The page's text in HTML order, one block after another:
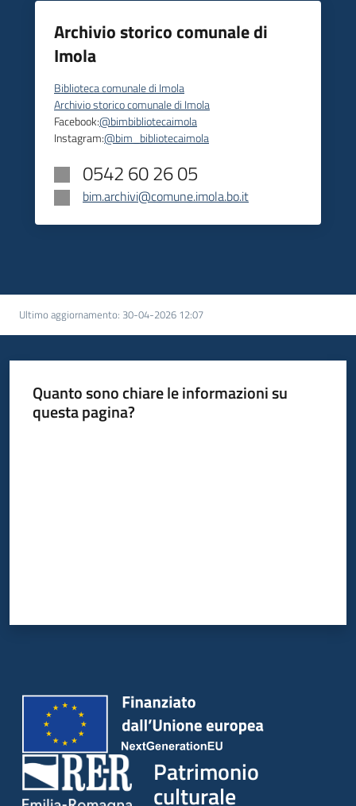
Archivio storico comunale di
Imola
Biblioteca comunale di Imola
Archivio storico comunale di Imola
Facebook:@bimbibliotecaimola
Instagram:@bim_bibliotecaimola
0542 60 26 05
bim.archivi@comune.imola.bo.it
Ultimo aggiornamento: 30-04-2026 12:07
Quanto sono chiare le informazioni su
questa pagina?
Patrimonio
culturale